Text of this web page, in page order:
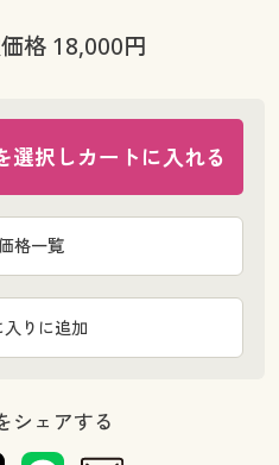
格 18,000円
選択しカートに入れる
入りに追加
格一覧
シェアする